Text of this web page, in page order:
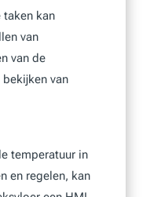
taken kan
van
van de
van
temperatuur in
en regelen, kan